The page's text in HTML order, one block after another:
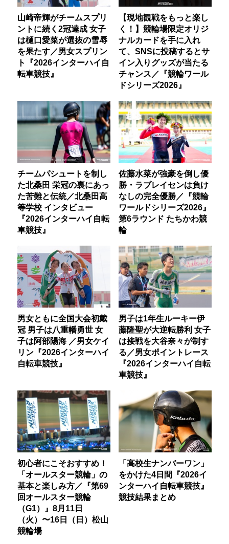
山崎帝輝がチームスプリ
ントに続く2冠達成 女子
は樋口愛菜が選抜の雪辱
を果たす／男女スプリン
ト『2026インターハイ自
転車競技』
【現地観戦をもっと楽し
く！】競輪場限定オリジ
ナルカードを手に入れ
て、SNSに投稿するとサ
イン入りグッズが当たる
チャンス／『競輪ワール
ドシリーズ2026』
チームパシュートを制し
た北桑田 栄冠の裏にあっ
た苦難と伝統／北桑田高
等学校 インタビュー
『2026インターハイ自転
車競技』
佐藤水菜が強豪を倒し優
勝・ラブレイセンは負け
なしの完全優勝／『競輪
ワールドシリーズ2026』
第6ラウンド たちかわ競
輪
男女ともに全国大会初戴
冠 男子は八重幡勇世 女
子は阿部陽海 ／男女ケイ
リン『2026インターハイ
自転車競技』
男子は1年生ルーキー伊
藤隆聖が大逆転勝利 女子
は接戦を大谷奈々が制す
る／男女ポイントレース
『2026インターハイ自転
車競技』
初心者にこそおすすめ！
「オールスター競輪」の
基本と楽しみ方／『第69
回オールスター競輪
（G1）』8月11日
（火）〜16日（日）松山
競輪場
「高校生ナンバーワン」
をかけた4日間『2026イ
ンターハイ自転車競技』
競技結果まとめ